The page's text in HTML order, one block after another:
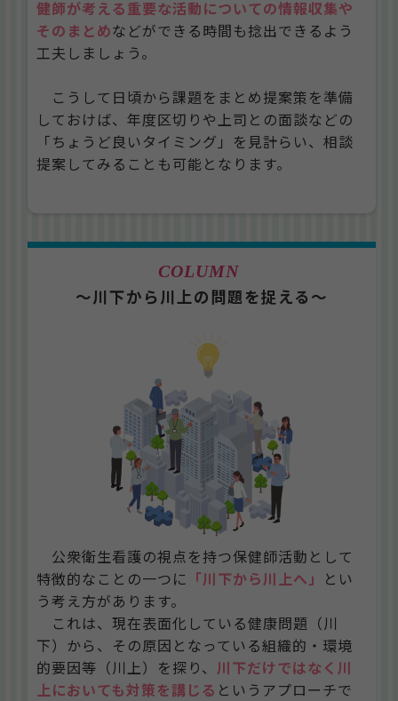
健師が考える重要な活動についての情報収集や
そのまとめなどができる時間も捻出できるよう
工夫しましょう。
こうして日頃から課題をまとめ提案策を準備
しておけば、年度区切りや上司との面談などの
「ちょうど良いタイミング」を見計らい、相談
提案してみることも可能となります。
～川下から川上の問題を捉える～
公衆衛生看護の視点を持つ保健師活動として
特徴的なことの一つに
「川下から川上へ」
とい
う考え方があります。
これは、現在表面化している健康問題（川
下）から、その原因となっている組織的・環境
的要因等（川上）を探り、 川下だけではなく川
上においても対策を講じる というアプローチで